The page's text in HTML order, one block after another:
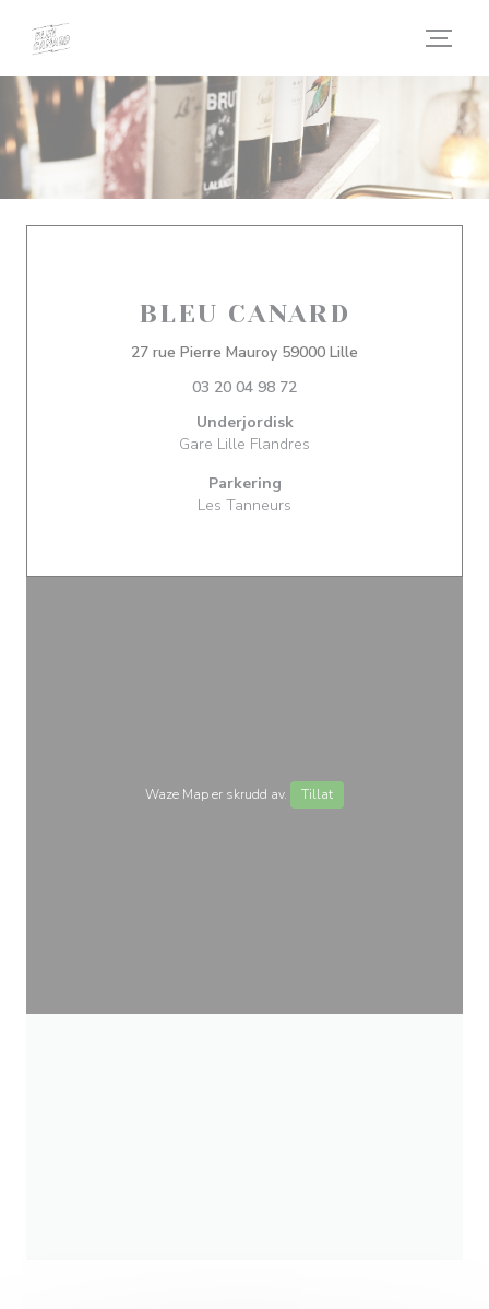
BLEU CANARD
27 rue Pierre Mauroy 59000 Lille
03 20 04 98 72
Underjordisk
Gare Lille Flandres
Parkering
Les Tanneurs
Waze Map er skrudd av. Tillat